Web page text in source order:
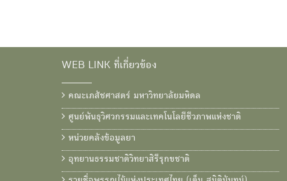
WEB LINK ที่เกี่ยวข้อง
คณะเภสัชศาสตร์ มหาวิทยาลัยมหิดล
ศูนย์พันธุวิศวกรรมและเทคโนโลยีชีวภาพแห่งชาติ
หน่วยคลังข้อมูลยา
อุทยานธรรมชาติวิทยาสิรีรุกขชาติ